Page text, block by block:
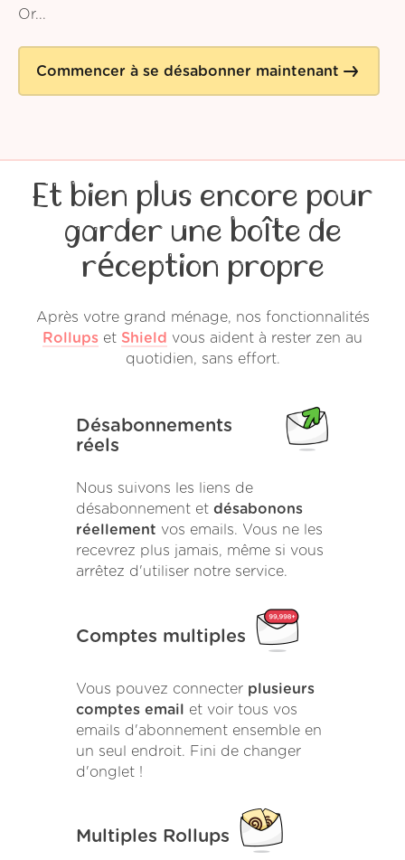
Or...
Commencer à se désabonner maintenant
Et bien plus encore pour
garder une boîte de
réception propre
Après votre grand ménage, nos fonctionnalités
Rollups et Shield vous aident à rester zen au
quotidien, sans effort.
Désabonnements
réels
Nous suivons les liens de
désabonnement et désabonons
réellement vos emails. Vous ne les
recevrez plus jamais, même si vous
arrêtez d'utiliser notre service.
Comptes multiples
Vous pouvez connecter plusieurs
comptes email
et voir tous vos
emails d'abonnement ensemble en
un seul endroit. Fini de changer
d'onglet !
Multiples Rollups